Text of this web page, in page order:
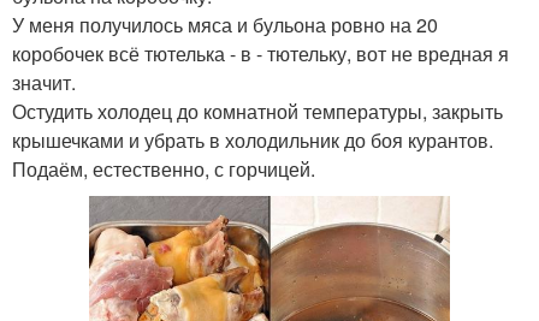
У меня получилось мяса и бульона ровно на 20
коробочек всё тютелька - в - тютельку, вот не вредная я
значит.
Остудить холодец до комнатной температуры, закрыть
крышечками и убрать в холодильник до боя курантов.
Подаём, естественно, с горчицей.